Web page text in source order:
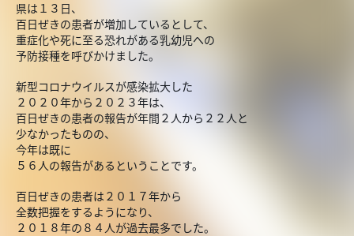
県は１３日、
百日ぜきの患者が増加しているとして、
重症化や死に至る恐れがある乳幼児への
予防接種を呼びかけました。
新型コロナウイルスが感染拡大した
２０２０年から２０２３年は、
百日ぜきの患者の報告が年間２人から２２人と
少なかったものの、
今年は既に
５６人の報告があるということです。
百日ぜきの患者は２０１７年から
全数把握をするようになり、
２０１８年の８４人が過去最多でした。